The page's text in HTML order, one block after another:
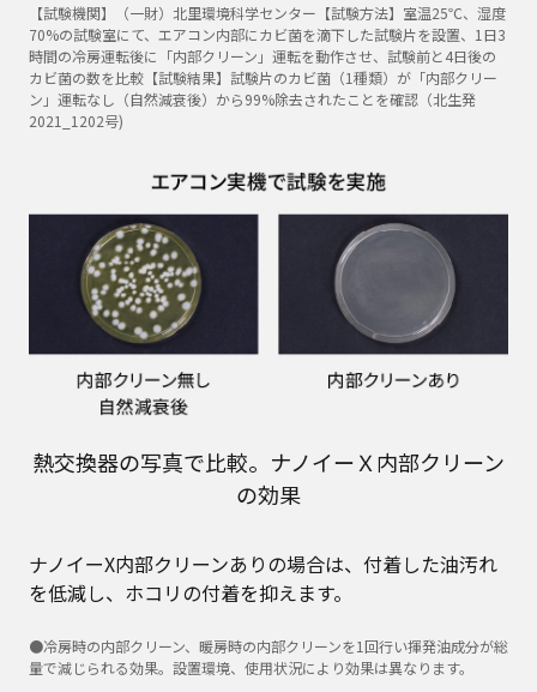
【試験機関】（一財）北里環境科学センター【試験方法】室温25℃、湿度
70%の試験室にて、エアコン内部にカビ菌を滴下した試験片を設置、1日3
時間の冷房運転後に「内部クリーン」運転を動作させ、試験前と4日後の
カビ菌の数を比較【試験結果】試験片のカビ菌（1種類）が「内部クリー
ン」運転なし（自然減衰後）から99%除去されたことを確認（北生発
2021_1202号)
熱交換器の写真で比較。ナノイーＸ内部クリーン
の効果
ナノイーX内部クリーンありの場合は、付着した油汚れ
を低減し、ホコリの付着を抑えます。
●冷房時の内部クリーン、暖房時の内部クリーンを1回行い揮発油成分が総
量で減じられる効果。設置環境、使用状況により効果は異なります。